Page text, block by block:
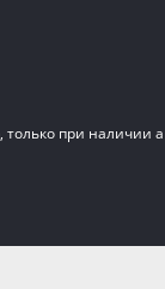
при наличии